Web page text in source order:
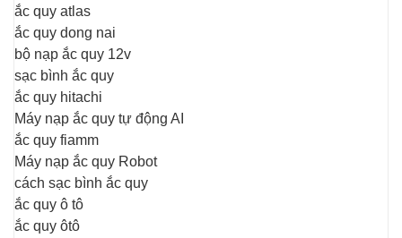
ắc quy atlas
ắc quy dong nai
bộ nạp ắc quy 12v
sạc bình ắc quy
ắc quy hitachi
Máy nạp ắc quy tự động AI
ắc quy fiamm
Máy nạp ắc quy Robot
cách sạc bình ắc quy
ắc quy ô tô
ắc quy ôtô